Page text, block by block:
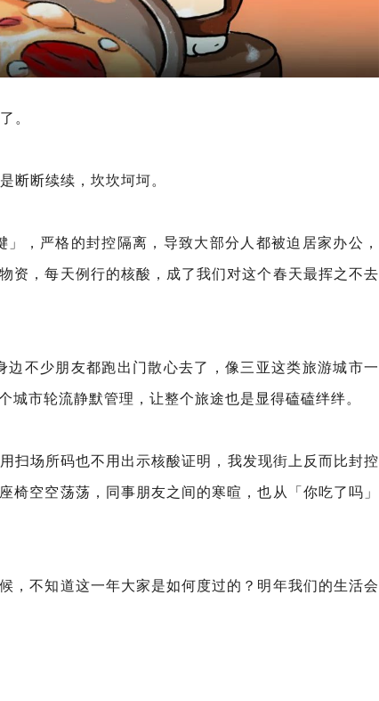
。
断断续续，坎坎坷坷。
，严格的封控隔离，导致大部分人都被迫居家办公，
资，每天例行的核酸，成了我们对这个春天最挥之不去
边不少朋友都跑出门散心去了，像三亚这类旅游城市一
城市轮流静默管理，让整个旅途也是显得磕磕绊绊。
扫场所码也不用出示核酸证明，我发现街上反而比封控
椅空空荡荡，同事朋友之间的寒暄，也从「你吃了吗」
，不知道这一年大家是如何度过的？明年我们的生活会